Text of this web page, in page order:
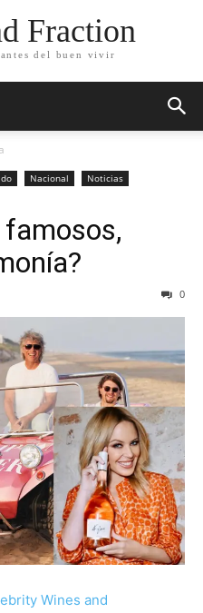
Fraction
del buen vivir
Nacional
Noticias
famosos,
0
Wines and